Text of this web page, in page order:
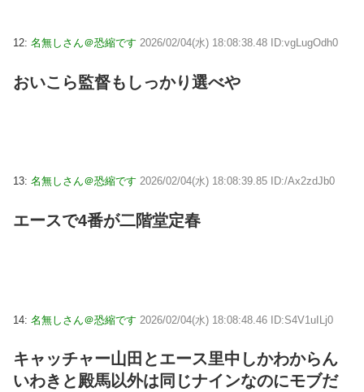
12: 名無しさん＠恐縮です 2026/02/04(水) 18:08:38.48 ID:vgLugOdh0
おいこら監督もしっかり選べや
13: 名無しさん＠恐縮です 2026/02/04(水) 18:08:39.85 ID:/Ax2zdJb0
エースで4番が二階堂定春
14: 名無しさん＠恐縮です 2026/02/04(水) 18:08:48.46 ID:S4V1uILj0
キャッチャー山田とエース里中しかわからん
いわきと殿馬以外は同じナインなのにモブだ